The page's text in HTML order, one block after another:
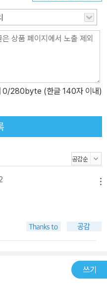
을 위해 환경을 개선하기 위한
고 힘든 상황에서도 포기하지
들이다. 심완선은 인터뷰를 통
열정을 세상에 내보였다.
0/280byte (한글 140자 이내)
쓰기